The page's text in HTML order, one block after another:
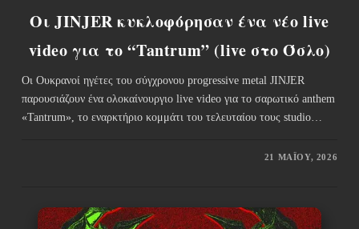
Οι JINJER κυκλοφόρησαν ένα νέο live
video για το “Tantrum” (live στο Όσλο)
Οι Ουκρανοί ηγέτες του σύγχρονου progressive metal JINJER
παρουσιάζουν ένα ολοκαίνουργιο live video για το σαρωτικό anthem
«Tantrum», το εναρκτήριο κομμάτι του τελευταίου τους studio…
21 ΜΑΪ́ΟΥ, 2026